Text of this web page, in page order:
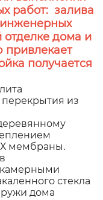
работ: залива
дома и
привлекает
получается
из
мембраны.
стекла
дома